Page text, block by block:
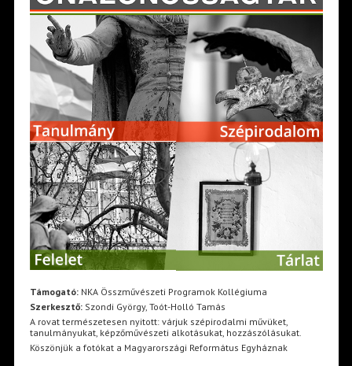
Támogató:NKA Összművészeti Programok Kollégiuma
Szerkesztő:Szondi György, Toót-Holló Tamás
A rovat természetesen nyitott: várjuk szépirodalmi művüket,
tanulmányukat, képzőművészeti alkotásukat, hozzászólásukat.
Köszönjük a fotókat a Magyarországi Református Egyháznak